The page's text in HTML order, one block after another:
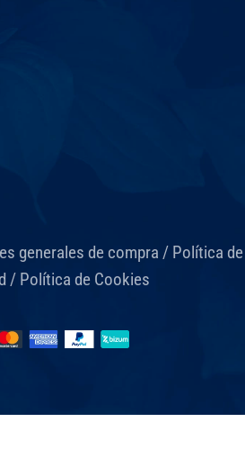
generales de compra / Política de
/ Política de Cookies